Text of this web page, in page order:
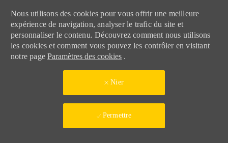
Nous utilisons des cookies pour vous offrir une meilleure
expérience de navigation, analyser le trafic du site et
personnaliser le contenu. Découvrez comment nous utilisons
les cookies et comment vous pouvez les contrôler en visitant
notre pageParamètres des cookies .
Nier
Permettre